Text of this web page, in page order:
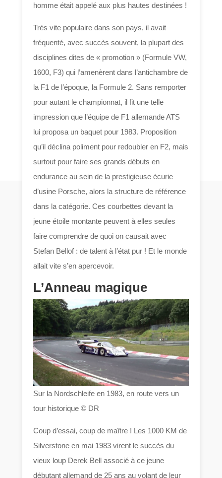
homme était appelé aux plus hautes destinées !
Très vite populaire dans son pays, il avait
fréquenté, avec succès souvent, la plupart des
disciplines dites de « promotion » (Formule VW,
1600, F3) qui l’amenèrent dans l’antichambre de
la F1 de l’époque, la Formule 2. Sans remporter
pour autant le championnat, il fit une telle
impression que l’équipe de F1 allemande ATS
lui proposa un baquet pour 1983. Proposition
qu’il déclina poliment pour redoubler en F2, mais
surtout pour faire ses grands débuts en
endurance au sein de la prestigieuse écurie
d’usine Porsche, alors la structure de référence
dans la catégorie. Ces courbettes devant la
jeune étoile montante peuvent à elles seules
faire comprendre de quoi on causait avec
Stefan Bellof : de talent à l’état pur ! Et le monde
allait vite s’en apercevoir.
L’Anneau magique
Sur la Nordschleife en 1983, en route vers un
tour historique © DR
Coup d’essai, coup de maître ! Les 1000 KM de
Silverstone en mai 1983 virent le succès du
vieux loup Derek Bell associé à ce jeune
débutant allemand de 25 ans au volant de leur